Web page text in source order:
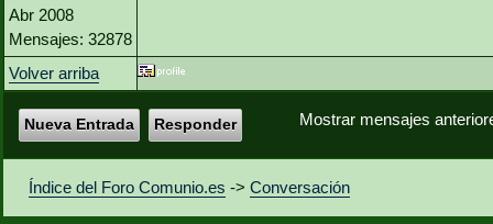
Abr 2008
Mensajes: 32878
Volver arriba
Mostrar mensajes
Nueva Entrada Responder
Índice del Foro Comunio.es ->Conversación